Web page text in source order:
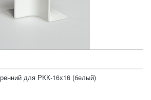
для РКК-16х16 (белый)